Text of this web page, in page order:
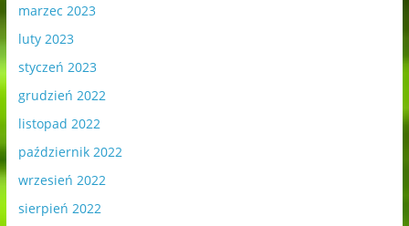
marzec 2023
luty 2023
styczeń 2023
grudzień 2022
listopad 2022
październik 2022
wrzesień 2022
sierpień 2022